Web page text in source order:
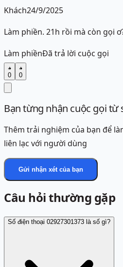
Khách24/9/2025
Làm phiền. 21h rồi mà còn gọi
Làm phiềnĐã trả lời cuộc gọi
0 0
Bạn từng nhận cuộc gọi từ
Thêm trải nghiệm của bạn để
liên lạc với người dùng
Gửi nhận xét của bạn
Câu hỏi thường gặp
Số điện thoại 02927301373 là số gì?